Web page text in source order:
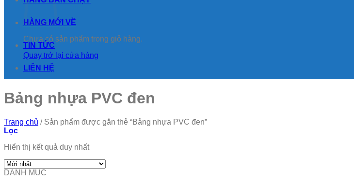
Chưa có sản phẩm trong giỏ hàng.
Quay trở lại cửa hàng
HÀNG MỚI VỀ
TIN TỨC
LIÊN HỆ
Bảng nhựa PVC đen
Trang chủ /Sản phẩm được gắn thẻ “Bảng nhựa PVC đen”
Lọc
Hiển thị kết quả duy nhất
DANH MỤC